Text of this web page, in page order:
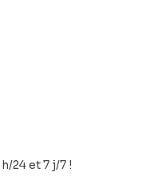
24 et 7 j/7 !